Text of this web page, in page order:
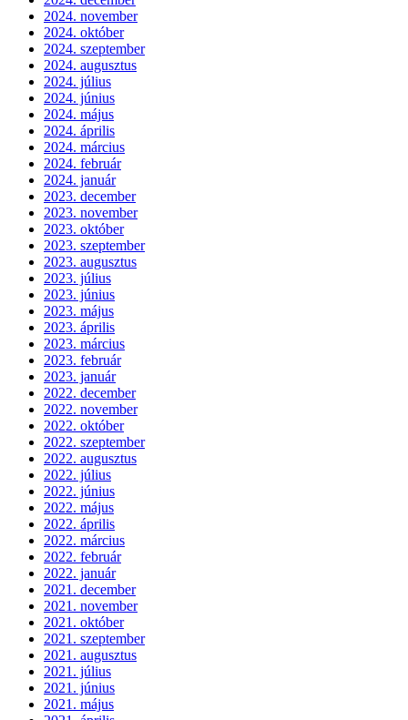
2024. november
2024. október
2024. szeptember
2024. augusztus
2024. július
2024. június
2024. május
2024. április
2024. március
2024. február
2024. január
2023. december
2023. november
2023. október
2023. szeptember
2023. augusztus
2023. július
2023. június
2023. május
2023. április
2023. március
2023. február
2023. január
2022. december
2022. november
2022. október
2022. szeptember
2022. augusztus
2022. július
2022. június
2022. május
2022. április
2022. március
2022. február
2022. január
2021. december
2021. november
2021. október
2021. szeptember
2021. augusztus
2021. július
2021. június
2021. május